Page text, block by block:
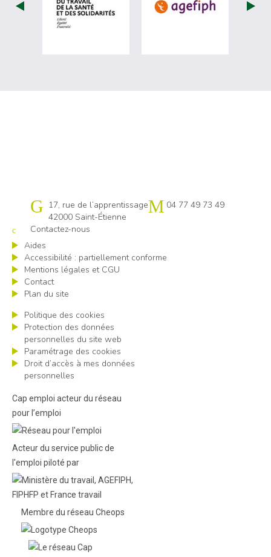
visiter les site de Ministère du travail
visiter les
Cap emploi 42
17, rue de l’apprentissage
42000 Saint-Étienne
04 77 49 73 49
Contactez-nous
Aides
Accessibilité : partiellement conforme
Mentions légales et CGU
Contact
Plan du site
Politique des cookies
Protection des données
personnelles du site web
Paramétrage des cookies
Droit d’accès à mes données
personnelles
Cap emploi acteur du réseau
pour l’emploi
Acteur du service public de
l'emploi piloté par
Membre du réseau Cheops